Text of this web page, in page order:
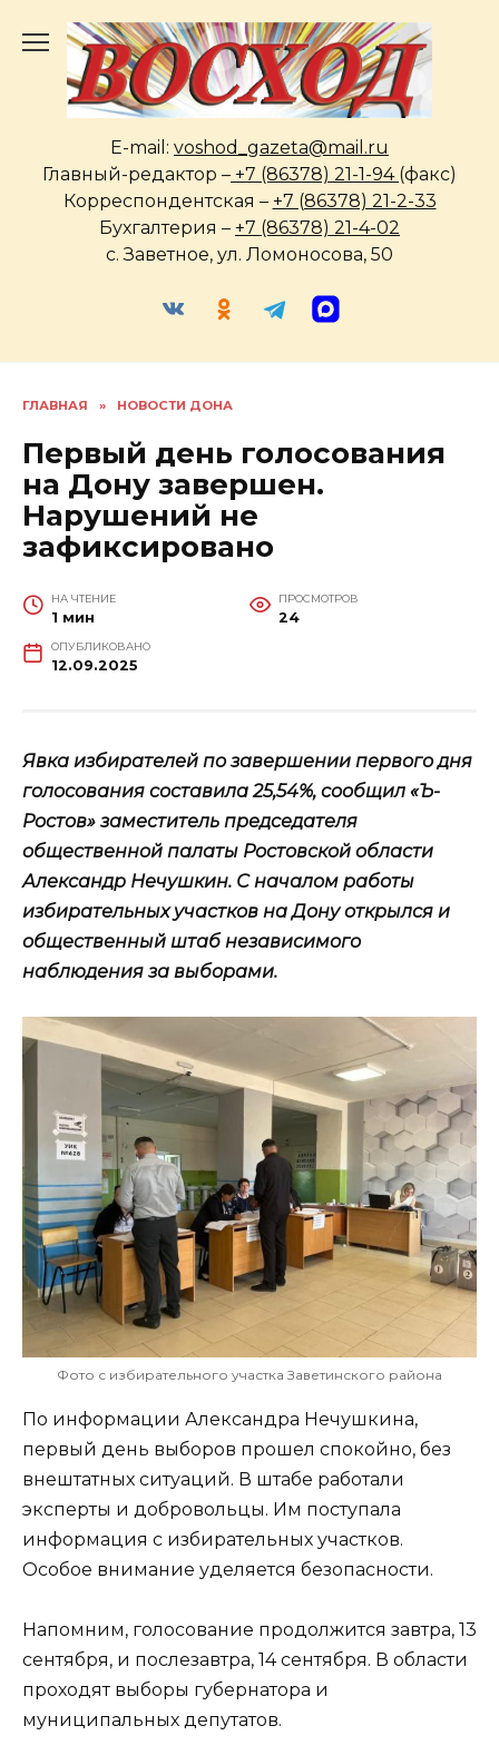
содержанию
E-mail: voshod_gazeta@mail.ru
Главный-редактор – +7 (86378) 21-1-94 (факс)
Корреспондентская – +7 (86378) 21-2-33
Бухгалтерия – +7 (86378) 21-4-02
с. Заветное, ул. Ломоносова, 50
ГЛАВНАЯ » НОВОСТИ ДОНА
Первый день голосования
на Дону завершен.
Нарушений не
зафиксировано
НА ЧТЕНИЕ
1 мин
ПРОСМОТРОВ
24
ОПУБЛИКОВАНО
12.09.2025
Явка избирателей по завершении первого дня
голосования составила 25,54%, сообщил «Ъ-
Ростов» заместитель председателя
общественной палаты Ростовской области
Александр Нечушкин. С началом работы
избирательных участков на Дону открылся и
общественный штаб независимого
наблюдения за выборами.
Фото с избирательного участка Заветинского района
По информации Александра Нечушкина,
первый день выборов прошел спокойно, без
внештатных ситуаций. В штабе работали
эксперты и добровольцы. Им поступала
информация с избирательных участков.
Особое внимание уделяется безопасности.
Напомним, голосование продолжится завтра, 13
сентября, и послезавтра, 14 сентября. В области
проходят выборы губернатора и
муниципальных депутатов.